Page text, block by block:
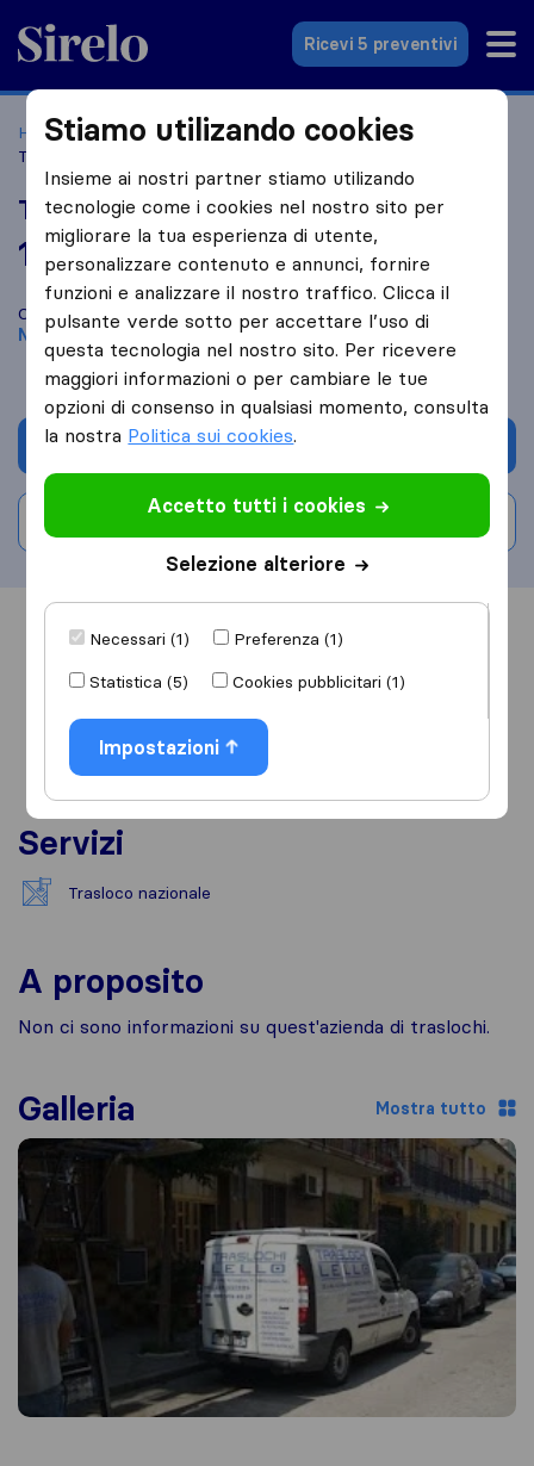
Sirelo.it
Ricevi 5 preventivi
Home Le 10 migliori aziende di traslochi in Italia
Traslochi Lello
Traslochi Lello
10,0 basato su3
recensioni di Sirelo e Google
Confronta Traslochi Lello con altre aziende di traslochi
Napoli
Chiedi preventivo
Informazioni Recensioni
Servizi
Trasloco nazionale
A proposito
Non ci sono informazioni su quest'azienda di traslochi.
Galleria Mostra tutto
Stiamo utilizando cookies
Insieme ai nostri partner stiamo utilizando
tecnologie come i cookies nel nostro sito per
migliorare la tua esperienza di utente,
personalizzare contenuto e annunci, fornire
funzioni e analizzare il nostro traffico. Clicca il
pulsante verde sotto per accettare l’uso di
questa tecnologia nel nostro sito. Per ricevere
maggiori informazioni o per cambiare le tue
opzioni di consenso in qualsiasi momento, consulta
la nostra Politica sui cookies.
Accetto tutti i cookies
Selezione alteriore
Necessari (1)
Preferenza (1)
Statistica (5)
Cookies pubblicitari (1)
Impostazioni